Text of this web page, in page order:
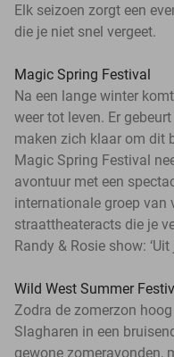
Elk seizoen zorgt een
die je niet snel vergeet.
Magic Spring Festival
Na een lange winter
weer tot leven. Er
maken zich klaar om dit
Magic Spring Festival
avontuur met een
internationale groep
straattheateracts die je
Randy & Rosie show: ‘Uit
Wild West Summer
Zodra de zomerzon
Slagharen in een
gewone zomeravonden,